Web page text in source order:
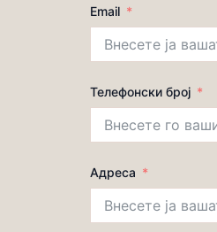
Email
Телефонски број
Адреса